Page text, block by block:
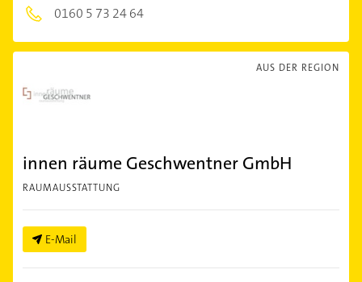
0160 5 73 24 64
AUS DER REGION
innen räume Geschwentner GmbH
RAUMAUSSTATTUNG
E-Mail